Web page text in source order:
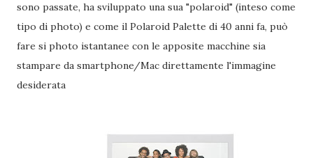
sono passate, ha sviluppato una sua "polaroid" (inteso come
tipo di photo) e come il Polaroid Palette di 40 anni fa, può
fare si photo istantanee con le apposite macchine sia
stampare da smartphone/Mac direttamente l'immagine
desiderata